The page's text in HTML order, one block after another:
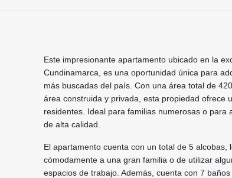
Este impresionante apartamento ubicado en la
Cundinamarca, es una oportunidad única para
más buscadas del país. Con una área total de
área construida y privada, esta propiedad ofrece
residentes. Ideal para familias numerosas o
de alta calidad.
El apartamento cuenta con un total de 5
cómodamente a una gran familia o de utilizar
espacios de trabajo. Además, cuenta con 7